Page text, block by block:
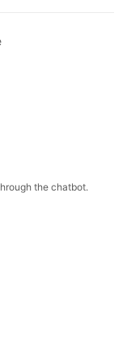
the chatbot.